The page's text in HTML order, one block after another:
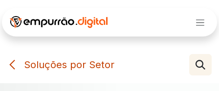
Soluções por Setor